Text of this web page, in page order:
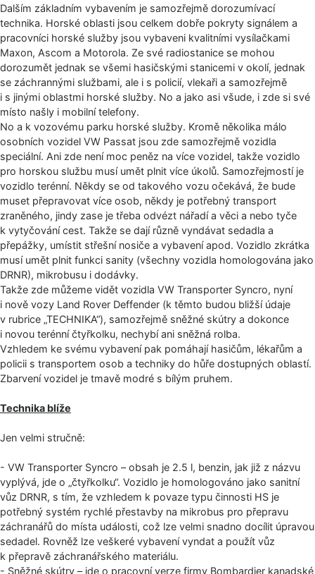
Dalším základním vybavením je samozřejmě dorozumívací
technika. Horské oblasti jsou celkem dobře pokryty signálem a
pracovníci horské služby jsou vybaveni kvalitními vysílačkami
Maxon, Ascom a Motorola. Ze své radiostanice se mohou
dorozumět jednak se všemi hasičskými stanicemi v okolí, jednak
se záchrannými službami, ale i s policií, vlekaři a samozřejmě
i s jinými oblastmi horské služby. No a jako asi všude, i zde si své
místo našly i mobilní telefony.
No a k vozovému parku horské služby. Kromě několika málo
osobních vozidel VW Passat jsou zde samozřejmě vozidla
speciální. Ani zde není moc peněz na více vozidel, takže vozidlo
pro horskou službu musí umět plnit více úkolů. Samozřejmostí je
vozidlo terénní. Někdy se od takového vozu očekává, že bude
muset přepravovat více osob, někdy je potřebný transport
zraněného, jindy zase je třeba odvézt nářadí a věci a nebo tyče
k vytyčování cest. Takže se dají různě vyndávat sedadla a
přepážky, umístit střešní nosiče a vybavení apod. Vozidlo zkrátka
musí umět plnit funkci sanity (všechny vozidla homologována jako
DRNR), mikrobusu i dodávky.
Takže zde můžeme vidět vozidla VW Transporter Syncro, nyní
i nově vozy Land Rover Deffender (k těmto budou bližší údaje
v rubrice „TECHNIKA“), samozřejmě sněžné skútry a dokonce
i novou terénní čtyřkolku, nechybí ani sněžná rolba.
Vzhledem ke svému vybavení pak pomáhají hasičům, lékařům a
policii s transportem osob a techniky do hůře dostupných oblastí.
Zbarvení vozidel je tmavě modré s bílým pruhem.
Technika blíže
Jen velmi stručně:
- VW Transporter Syncro – obsah je 2.5 l, benzin, jak již z názvu
vyplývá, jde o „čtyřkolku“. Vozidlo je homologováno jako sanitní
vůz DRNR, s tím, že vzhledem k povaze typu činnosti HS je
potřebný systém rychlé přestavby na mikrobus pro přepravu
záchranářů do místa události, což lze velmi snadno docílit úpravou
sedadel. Rovněž lze veškeré vybavení vyndat a použít vůz
k přepravě záchranářského materiálu.
- Sněžné skútry – jde o pracovní verze firmy Bombardier kanadské